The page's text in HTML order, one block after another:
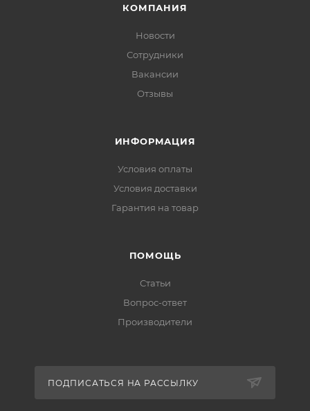
КОМПАНИЯ
Новости
Сотрудники
Вакансии
Отзывы
ИНФОРМАЦИЯ
Условия оплаты
Условия доставки
Гарантия на товар
ПОМОЩЬ
Статьи
Вопрос-ответ
Производители
ПОДПИСАТЬСЯ НА РАССЫЛКУ